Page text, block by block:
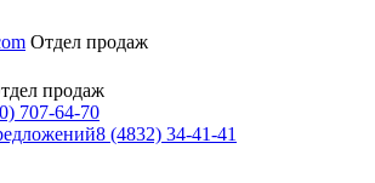
Отдел продаж
продаж
707-64-70
8 (4832) 34-41-41